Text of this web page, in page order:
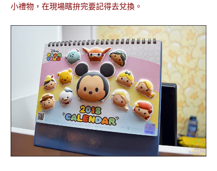
小禮物，在現場瞎拚完要記得去兌換。